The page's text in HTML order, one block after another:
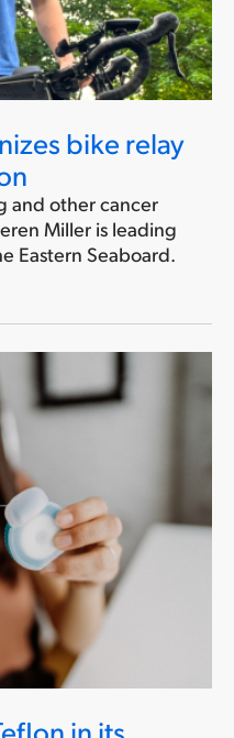
bike relay
and other cancer
Miller is leading
Eastern Seaboard.